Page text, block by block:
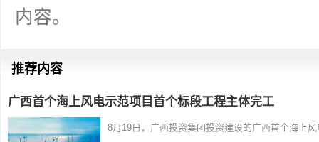
内容。
推荐内容
广西首个海上风电示范项目首个标段工程主体完工
8月19日，广西投资集团投资建设的广西首个海上